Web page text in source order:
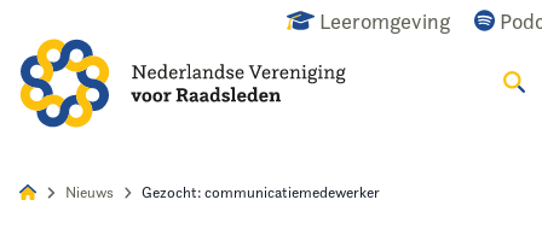
Leeromgeving
Nieuws Gezocht: communicatiemedewerker